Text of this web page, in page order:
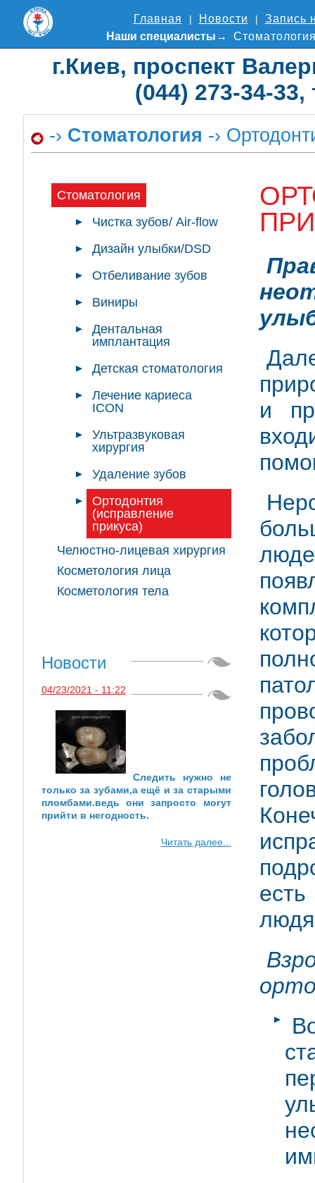
Главная Новости
Запись
Наши специалисты
г.Киев, проспект
(044) 273-34-
-› Стоматология -›
Стоматология
Чистка зубов/ Air-flow
Дизайн улыбки/DSD
Отбеливание зубов
Виниры
Дентальная
имплантация
Детская стоматология
Лечение кариеса
ICON
Ультразвуковая
хирургия
Удаление зубов
Ортодонтия
(исправление
прикуса)
Челюстно-лицевая хирургия
Косметология лица
Косметология тела
Новости
04/23/2021 - 11:22
Следить нужно не
только за зубами,а ещё и за старыми
пломбами.ведь они запросто могут
прийти в негодность.
Читать далее...
и